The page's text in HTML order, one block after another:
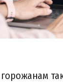
горожанам